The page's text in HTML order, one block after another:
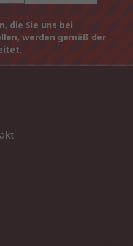
die Sie uns bei
werden gemäß der